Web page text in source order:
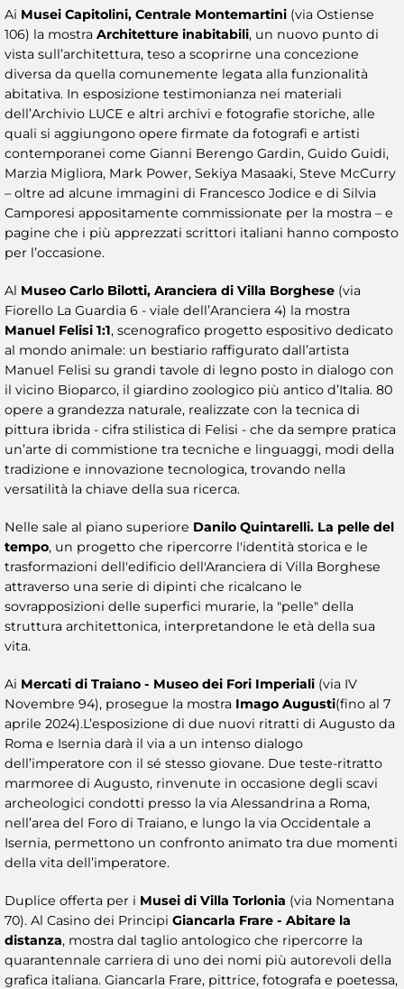
Ai Musei Capitolini, Centrale Montemartini (via Ostiense
106) la mostra Architetture inabitabili, un nuovo punto di
vista sull’architettura, teso a scoprirne una concezione
diversa da quella comunemente legata alla funzionalità
abitativa. In esposizione testimonianza nei materiali
dell’Archivio LUCE e altri archivi e fotografie storiche, alle
quali si aggiungono opere firmate da fotografi e artisti
contemporanei come Gianni Berengo Gardin, Guido Guidi,
Marzia Migliora, Mark Power, Sekiya Masaaki, Steve McCurry
– oltre ad alcune immagini di Francesco Jodice e di Silvia
Camporesi appositamente commissionate per la mostra – e
pagine che i più apprezzati scrittori italiani hanno composto
per l’occasione.
Al Museo Carlo Bilotti, Aranciera di Villa Borghese (via
Fiorello La Guardia 6 - viale dell’Aranciera 4) la mostra
Manuel Felisi 1:1, scenografico progetto espositivo dedicato
al mondo animale: un bestiario raffigurato dall’artista
Manuel Felisi su grandi tavole di legno posto in dialogo con
il vicino Bioparco, il giardino zoologico più antico d’Italia. 80
opere a grandezza naturale, realizzate con la tecnica di
pittura ibrida - cifra stilistica di Felisi - che da sempre pratica
un’arte di commistione tra tecniche e linguaggi, modi della
tradizione e innovazione tecnologica, trovando nella
versatilità la chiave della sua ricerca.
Nelle sale al piano superiore Danilo Quintarelli. La pelle del
tempo, un progetto che ripercorre l'identità storica e le
trasformazioni dell'edificio dell'Aranciera di Villa Borghese
attraverso una serie di dipinti che ricalcano le
sovrapposizioni delle superfici murarie, la "pelle" della
struttura architettonica, interpretandone le età della sua
vita.
Ai Mercati di Traiano - Museo dei Fori Imperiali (via IV
Novembre 94), prosegue la mostra Imago Augusti(fino al 7
aprile 2024).L’esposizione di due nuovi ritratti di Augusto da
Roma e Isernia darà il via a un intenso dialogo
dell’imperatore con il sé stesso giovane. Due teste-ritratto
marmoree di Augusto, rinvenute in occasione degli scavi
archeologici condotti presso la via Alessandrina a Roma,
nell’area del Foro di Traiano, e lungo la via Occidentale a
Isernia, permettono un confronto animato tra due momenti
della vita dell’imperatore.
Duplice offerta per i Musei di Villa Torlonia (via Nomentana
70). Al Casino dei Principi Giancarla Frare - Abitare la
distanza, mostra dal taglio antologico che ripercorre la
quarantennale carriera di uno dei nomi più autorevoli della
grafica italiana. Giancarla Frare, pittrice, fotografa e poetessa,